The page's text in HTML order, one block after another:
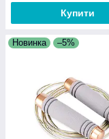
Купити
Новинка –5%